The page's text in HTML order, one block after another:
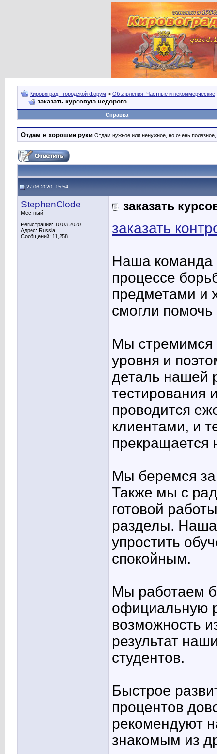
Кировоград - городской форум > Объявления. Частные и некоммерческие
заказать курсовую недорого
Справка
Отдам в хорошие руки Отдам нужное или ненужное, но очень
27.06.2020, 15:54
StephenClode
Местный
Регистрация: 10.03.2020
Адрес: Russia
Сообщений: 11,258
заказать
заказать
Наша команда
процессе
предметами и
смогли
Мы стремимся
уровня и
деталь нашей
тестирования
проводится
клиентами, и
прекращается
Мы беремся за
Также мы с
готовой
разделы.
упростить
спокойным.
Мы работаем
официальную
возможность
результат
студентов.
Быстрое
процентов
рекомендуют
знакомым из